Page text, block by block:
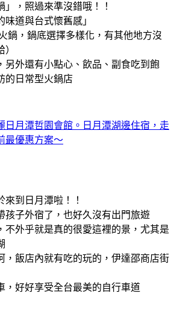
，照過來準沒錯哦！！
道與台式懷舊感」
鍋，鍋底選擇多樣化，有其他地方沒
另外還有小點心、飲品、副食吃到飽
的日常型火鍋店
日月潭哲園會館。日月潭湖邊住宿，走
最優惠方案～
到日月潭啦！！
孩子外宿了，也好久沒有出門旅遊
不外乎就是真的很愛這裡的景，尤其是
，飯店內就有吃的玩的，伊達邵商店街
，好好享受全台最美的自行車道